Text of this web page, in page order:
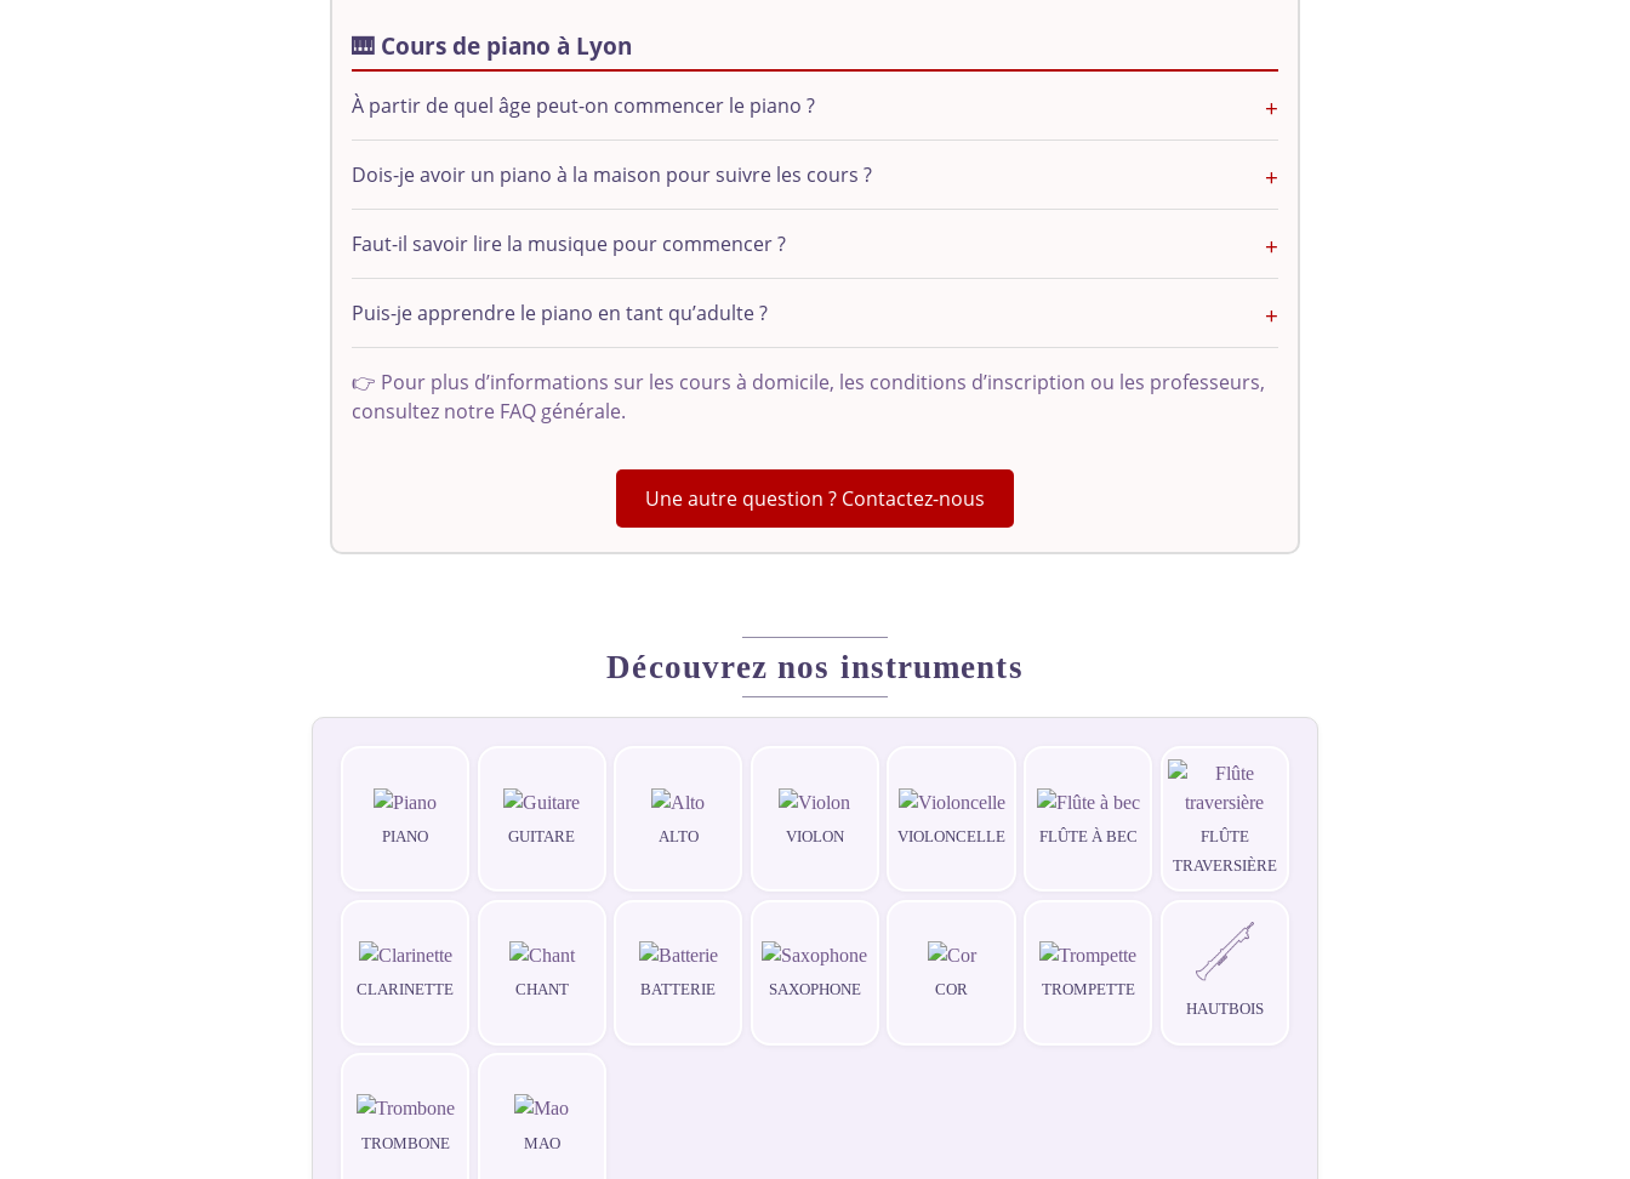
🎹 Cours de piano à Lyon
À partir de quel âge peut-on commencer le piano ?
Dois-je avoir un piano à la maison pour suivre les cours ?
Faut-il savoir lire la musique pour commencer ?
Puis-je apprendre le piano en tant qu’adulte ?
👉 Pour plus d’informations sur les cours à domicile, les conditions d’inscription ou les professeurs,
consultez notre FAQ générale.
Une autre question ? Contactez-nous
Découvrez nos instruments
PIANO GUITARE ALTO VIOLON VIOLONCELLE FLÛTE À BEC
FLÛTE
TRAVERSIÈRE
CLARINETTE CHANT BATTERIE SAXOPHONE COR
TROMPETTE
HAUTBOIS
TROMBONE MAO